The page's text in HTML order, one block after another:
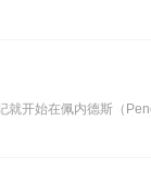
开始在佩内德斯（